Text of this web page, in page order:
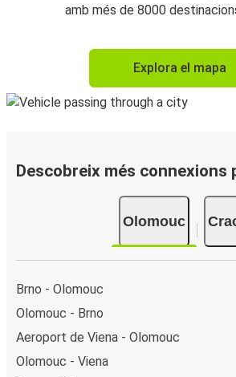
amb més de 8000
Explora el mapa
Descobreix més connexions
Olomouc
Brno - Olomouc
Olomouc - Brno
Aeroport de Viena - Olomouc
Olomouc - Viena